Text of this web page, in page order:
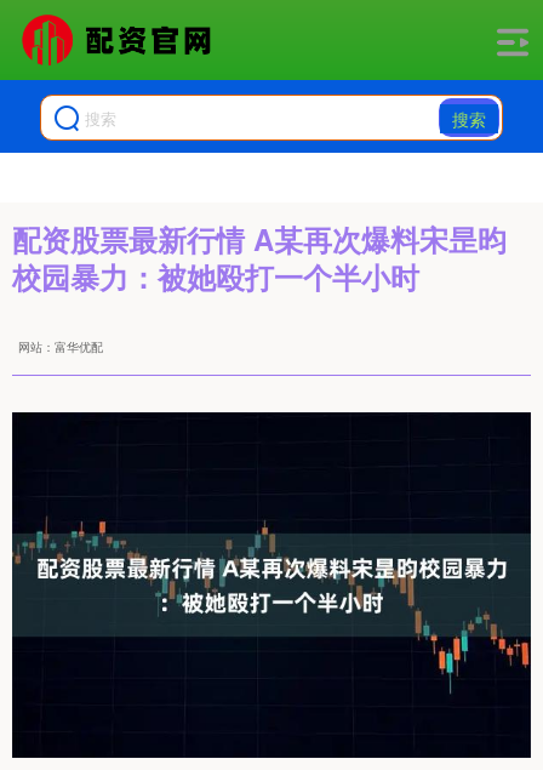
搜索
配资股票最新行情 A某再次爆料宋昰昀
校园暴力：被她殴打一个半小时
网站：富华优配